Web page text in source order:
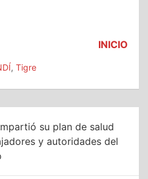
INICIO
, Tigre
su plan de salud
y autoridades del